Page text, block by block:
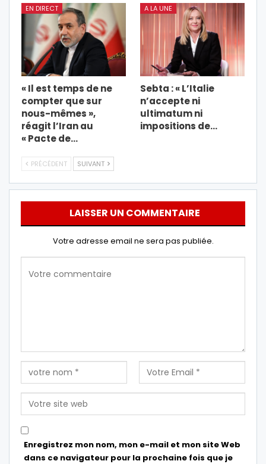
EN DIRECT
« Il est temps de ne
compter que sur
nous-mêmes »,
réagit l’Iran au
« Pacte de…
A LA UNE
Sebta : « L’Italie
n’accepte ni
ultimatum ni
impositions de…
PRÉCÉDENT SUIVANT
LAISSER UN COMMENTAIRE
Votre adresse email ne sera pas publiée.
Enregistrez mon nom, mon e-mail et mon site Web
dans ce navigateur pour la prochaine fois que je